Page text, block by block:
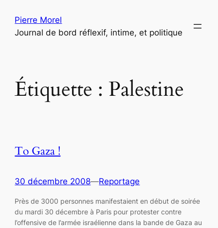
contenu
Pierre Morel
Journal de bord réflexif, intime, et politique
Étiquette : Palestine
To Gaza !
30 décembre 2008—Reportage
Près de 3000 personnes manifestaient en début de soirée
du mardi 30 décembre à Paris pour protester contre
l’offensive de l’armée israélienne dans la bande de Gaza au